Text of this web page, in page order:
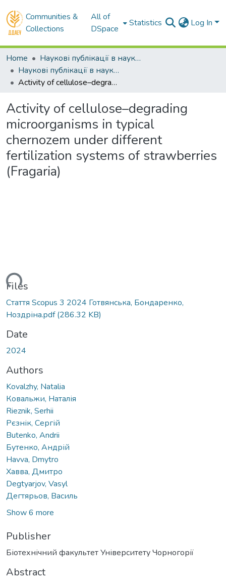
Communities &
Collections
All of
DSpace
Statistics Log In
Home
Наукові публікації в наукометричних базах Scopus та Web of Science
Наукові публікації в наукометричній базі Scopus
Activity of cellulose–degrading microorganisms in typical chernozem under different fertilization systems of strawberries (Fragaria)
Activity of cellulose–degrading
microorganisms in typical
chernozem under different
fertilization systems of strawberries
(Fragaria)
Files
Cтаття Scopus 3 2024 Готвянська, Бондаренко,
Ноздріна.pdf(286.32 KB)
Date
2024
Authors
Kovalzhy, Natalia
Ковальжи, Наталія
Rieznik, Serhii
Рєзнік, Сергій
Butenko, Andrii
Бутенко, Андрій
Havva, Dmytro
Хавва, Дмитро
Degtyarjov, Vasyl
Дегтярьов, Василь
Show 6 more
Publisher
Біотехнічний факультет Університету Чорногорії
Abstract